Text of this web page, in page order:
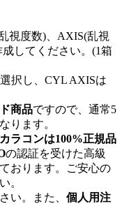
視度数)、AXIS(乱視
してください。(1箱
択し、CYL AXISは
商品ですので、 通常5
ります。
ラコンは100%正規品
の認証を受けた高級
おります。ご安心の
。
い。また、 個人用注